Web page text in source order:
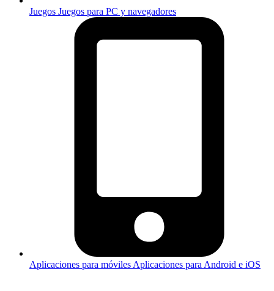
Juegos Juegos para PC y navegadores
Aplicaciones para móviles Aplicaciones para Android e iOS